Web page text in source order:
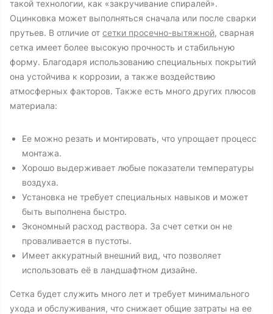
такой технологии, как «закручивание спиралей».
Оцинковка может выполняться сначала или после сварки
прутьев. В отличие от сетки просечно-вытяжной, сварная
сетка имеет более высокую прочность и стабильную
форму. Благодаря использованию специальных покрытий
она устойчива к коррозии, а также воздействию
атмосферных факторов. Также есть много других плюсов
материала:
Ее можно резать и монтировать, что упрощает процесс
монтажа.
Хорошо выдерживает любые показатели температуры
воздуха.
Установка не требует специальных навыков и может
быть выполнена быстро.
Экономный расход раствора. За счет сетки он не
проваливается в пустоты.
Имеет аккуратный внешний вид, что позволяет
использовать её в ландшафтном дизайне.
Сетка будет служить много лет и требует минимального
ухода и обслуживания, что снижает общие затраты на ее